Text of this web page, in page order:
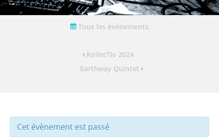
Tous les événements
KollecTiv 2024
Earthway Quintet
Cet évènement est passé